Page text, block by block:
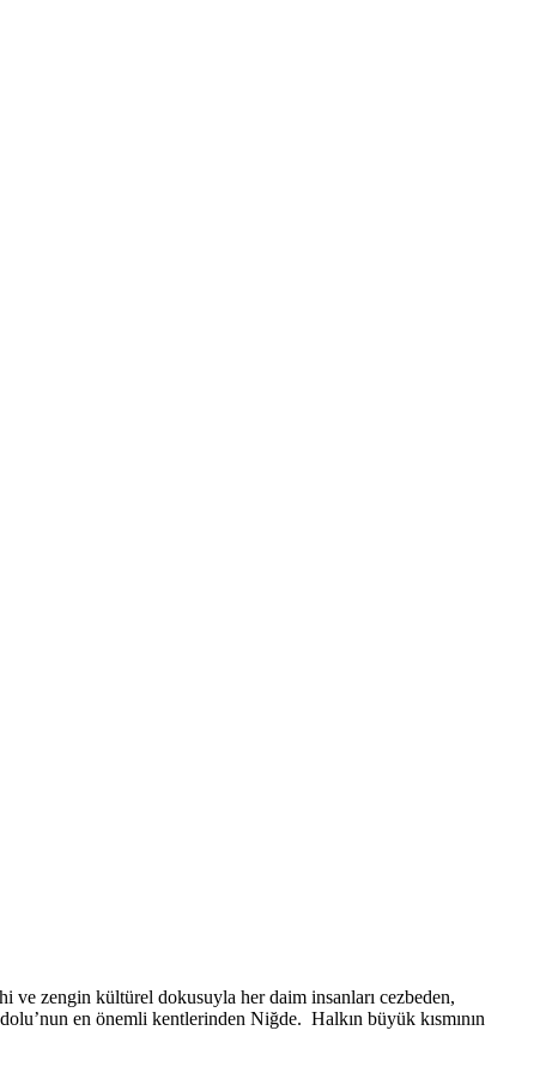
ve zengin kültürel dokusuyla her daim insanları cezbeden,
en önemli kentlerinden Niğde. Halkın büyük kısmının